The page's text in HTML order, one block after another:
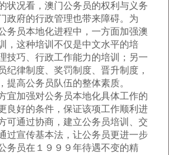
状况看，澳门公务员的权利与义务
政府的行政管理也带来障碍。为
务员本地化进程中，一方面加强澳
，这种培训不仅是中文水平的培
技巧、行政工作能力的培训；另一
纪律制度、奖罚制度、晋升制度，
提高公务员队伍的整体素质。
加强对公务员本地化具体工作的
良好的条件，保证该项工作顺利进
可通过协商，建立公务员培训、交
过宣传基本法，让公务员更进一步
务员在１９９９年待遇不变的精